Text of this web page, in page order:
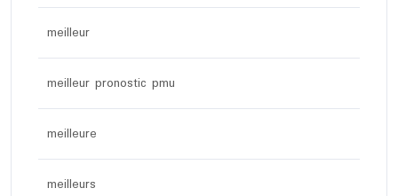
meilleur
meilleur pronostic pmu
meilleure
meilleurs